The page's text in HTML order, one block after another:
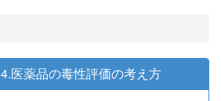
4.医薬品の毒性評価の考え方